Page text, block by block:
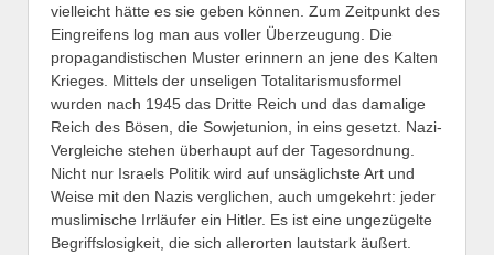
vielleicht hätte es sie geben können. Zum Zeitpunkt des
Eingreifens log man aus voller Überzeugung. Die
propagandistischen Muster erinnern an jene des Kalten
Krieges. Mittels der unseligen Totalitarismusformel
wurden nach 1945 das Dritte Reich und das damalige
Reich des Bösen, die Sowjetunion, in eins gesetzt. Nazi-
Vergleiche stehen überhaupt auf der Tagesordnung.
Nicht nur Israels Politik wird auf unsäglichste Art und
Weise mit den Nazis verglichen, auch umgekehrt: jeder
muslimische Irrläufer ein Hitler. Es ist eine ungezügelte
Begriffslosigkeit, die sich allerorten lautstark äußert.